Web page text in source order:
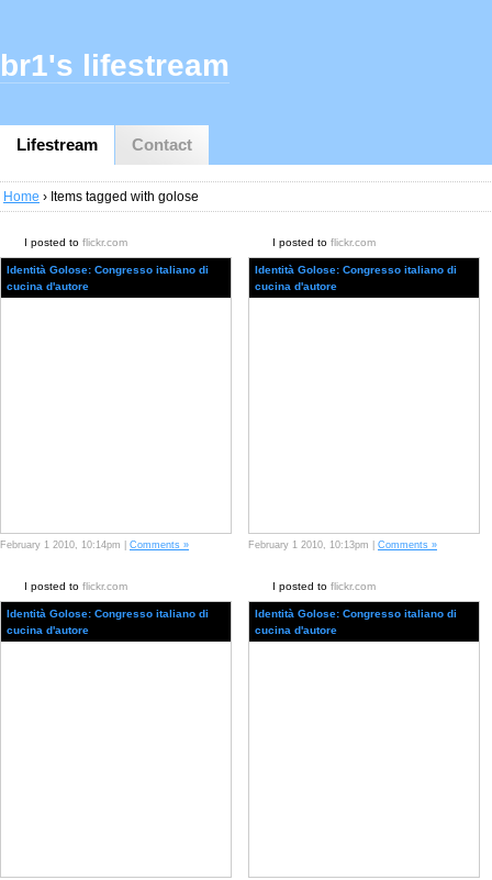
Lifestream Contact
br1's lifestream
Home › Items tagged with golose
I posted to flickr.com
Identità Golose: Congresso italiano di
cucina d'autore
February 1 2010, 10:14pm | Comments »
I posted to flickr.com
Identità Golose: Congresso italiano di
cucina d'autore
February 1 2010, 10:13pm | Comments »
I posted to flickr.com
Identità Golose: Congresso italiano di
cucina d'autore
I posted to flickr.com
Identità Golose: Congresso italiano di
cucina d'autore